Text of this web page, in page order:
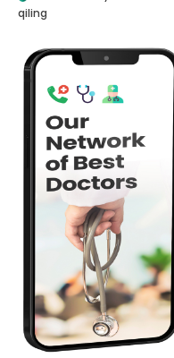
qiling